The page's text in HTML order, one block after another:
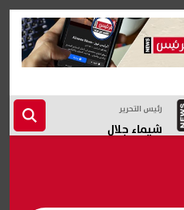
رئيس التحرير
شيماء جلال